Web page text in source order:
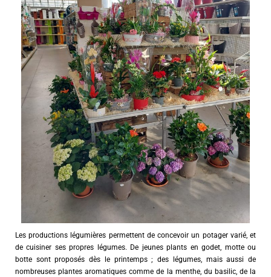
Les productions légumières permettent de concevoir un potager varié, et
de cuisiner ses propres légumes. De jeunes plants en godet, motte ou
botte sont proposés dès le printemps ; des légumes, mais aussi de
nombreuses plantes aromatiques comme de la menthe, du basilic, de la